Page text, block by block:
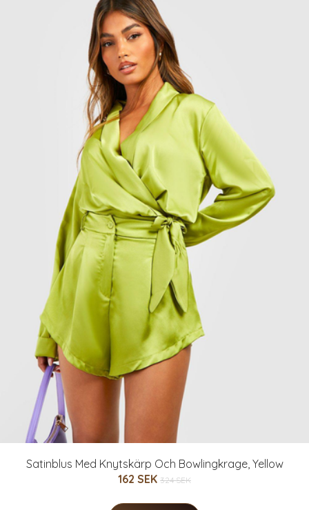
Satinblus Med Knytskärp Och Bowlingkrage, Yellow
162 SEK 324 SEK